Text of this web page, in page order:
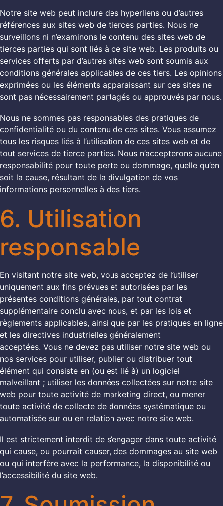
Notre site web peut inclure des hyperliens ou d’autres
références aux sites web de tierces parties. Nous ne
surveillons ni n’examinons le contenu des sites web de
tierces parties qui sont liés à ce site web. Les produits ou
services offerts par d’autres sites web sont soumis aux
conditions générales applicables de ces tiers. Les opinions
exprimées ou les éléments apparaissant sur ces sites ne
sont pas nécessairement partagés ou approuvés par nous.
Nous ne sommes pas responsables des pratiques de
confidentialité ou du contenu de ces sites. Vous assumez
tous les risques liés à l’utilisation de ces sites web et de
tout services de tierce parties. Nous n’accepterons aucune
responsabilité pour toute perte ou dommage, quelle qu’en
soit la cause, résultant de la divulgation de vos
informations personnelles à des tiers.
6. Utilisation
responsable
En visitant notre site web, vous acceptez de l’utiliser
uniquement aux fins prévues et autorisées par les
présentes conditions générales, par tout contrat
supplémentaire conclu avec nous, et par les lois et
règlements applicables, ainsi que par les pratiques en ligne
et les directives industrielles généralement
acceptées. Vous ne devez pas utiliser notre site web ou
nos services pour utiliser, publier ou distribuer tout
élément qui consiste en (ou est lié à) un logiciel
malveillant ; utiliser les données collectées sur notre site
web pour toute activité de marketing direct, ou mener
toute activité de collecte de données systématique ou
automatisée sur ou en relation avec notre site web.
Il est strictement interdit de s’engager dans toute activité
qui cause, ou pourrait causer, des dommages au site web
ou qui interfère avec la performance, la disponibilité ou
l’accessibilité du site web.